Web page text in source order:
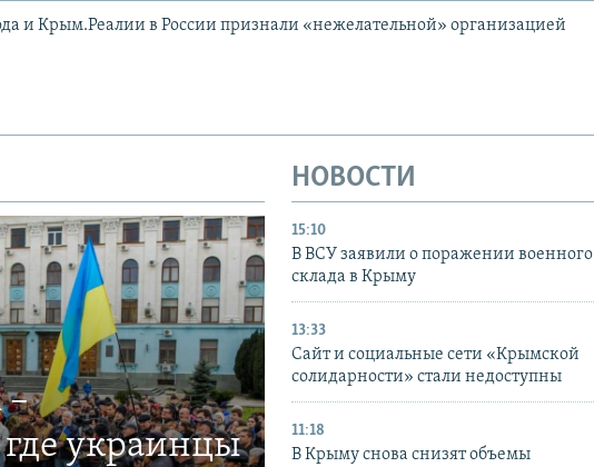
и Крым.Реалии в России признали «нежелательной» организацией
украинцы
НОВОСТИ
15:10
В ВСУ заявили о поражении военного
склада в Крыму
13:33
Сайт и социальные сети «Крымской
солидарности» стали недоступны
11:18
В Крыму снова снизят объемы